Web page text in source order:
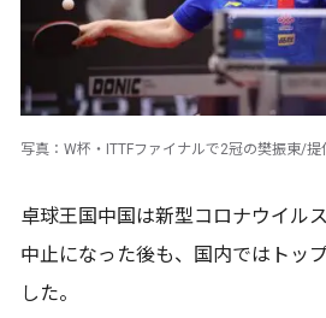
写真：W杯・ITTFファイナルで2冠の樊振東/
卓球王国中国は新型コロナウイル
中止になった後も、国内ではトッ
した。